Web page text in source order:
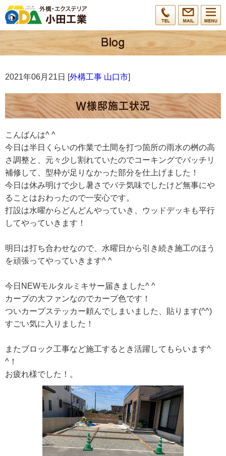
2021年06月21日 [外構工事 山口市]
W様邸施工状況
こんばんは^ ^
今日は半日くらいの作業で土間を打つ箇所の雨水の桝の高
さ調整と、元々少し割れていたのでコーキングでバッチリ
補修して、型枠が足りなかった部分を仕上げました！
今日は休み明けで少し暑さでバテ気味でしたけど無事にや
ることはおわったので一安心です。
打設は水曜からどんどんやっていき、ウッドデッキも平行
してやっていきます！
明日は打ち合わせなので、水曜日から引き続き施工のほう
を頑張ってやっていきます^ ^
今日NEWモルタルミキサー届きました^ ^
カープの大ファンなのでカープ色です！
ついカープステッカー頼んでしまいました、貼ります(^^)
すごい気に入りました！
またブロック工事など施工するとき活躍してもらいます^
^！
お疲れ様でした！。